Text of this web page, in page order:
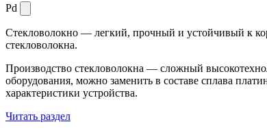
Pd
Стекловолокно — легкий, прочный и устойчивый к
стекловолокна.
Производство стекловолокна — сложный
оборудования, можно заменить в составе сплава
характеристики устройства.
Читать раздел